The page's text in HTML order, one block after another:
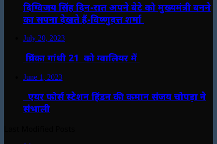
दिग्विजय सिंह दिन-रात अपने बेटे को मुख्यमंत्री बनने
का सपना देखते हैं-विष्णुदत्त शर्मा
July 20, 2023
प्रियंका गांधी 21 को ग्वालियर में
June 1, 2023
एयर फोर्स स्टेशन हिंडन की कमान संजय चोपड़ा ने
संभाली